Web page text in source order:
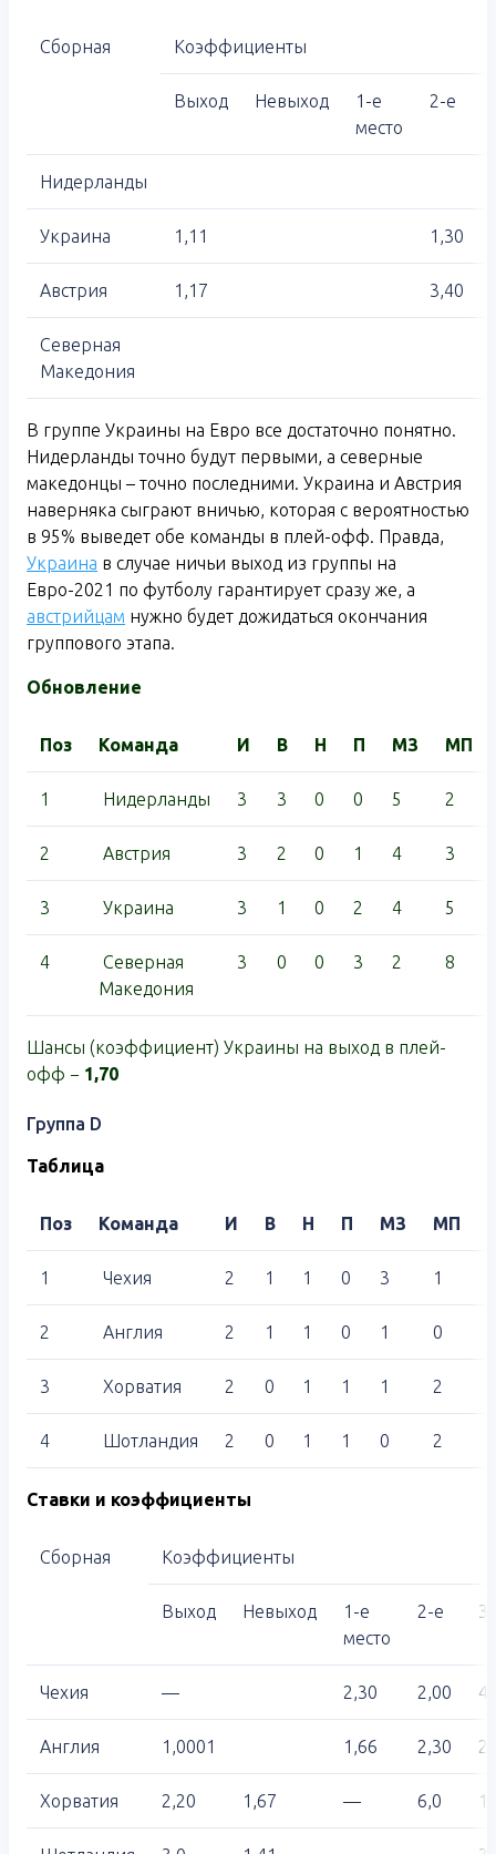
Сборная Коэффициенты
Выход Невыход
1-е
место
2-е
Нидерланды
Украина 1,11 1,30
Австрия 1,17 3,40
Северная
Македония
В группе Украины на Евро все достаточно понятно.
Нидерланды точно будут первыми, а северные
македонцы – точно последними. Украина и Австрия
наверняка сыграют вничью, которая с вероятностью
в 95% выведет обе команды в плей-офф. Правда,
Украина в случае ничьи выход из группы на
Евро-2021 по футболу гарантирует сразу же, а
австрийцам нужно будет дожидаться окончания
группового этапа.
Обновление
Поз Команда И В Н П МЗ МП
1 Нидерланды 3 3 0 0 5 2
2 Австрия 3 2 0 1 4 3
3 Украина 3 1 0 2 4 5
4
Северная
Македония
3 0 0 3 2 8
Шансы (коэффициент) Украины на выход в плей-
офф − 1,70
Группа D
Таблица
Поз Команда И В Н П МЗ МП
1 Чехия 2 1 1 0 3 1
2 Англия 2 1 1 0 1 0
3 Хорватия 2 0 1 1 1 2
4 Шотландия 2 0 1 1 0 2
Ставки и коэффициенты
Сборная Коэффициенты
Выход Невыход
1-е
место
2-е
Чехия — 2,30 2,00
Англия 1,0001 1,66 2,30
Хорватия 2,20 1,67 — 6,0